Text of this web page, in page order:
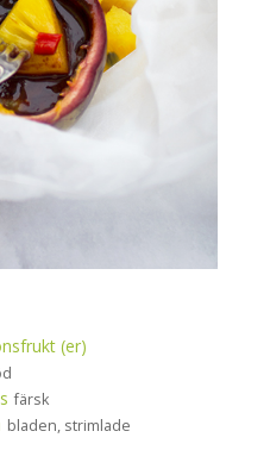
(er)
färsk
bladen, strimlade